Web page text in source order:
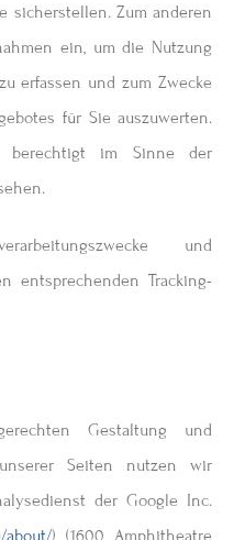
sicherstellen. Zum anderen
ein, um die Nutzung
erfassen und zum Zwecke
für Sie auszuwerten.
berechtigt im Sinne der
und
entsprechenden Tracking-
Gestaltung und
Seiten nutzen wir
der Google Inc.
about/) (1600 Amphitheatre